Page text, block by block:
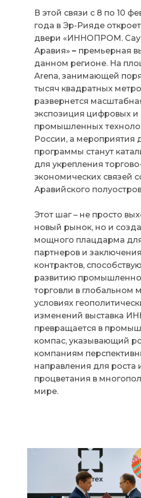
В этой связи с 8 по 10
года в Эр-Рияде
двери «ИННОПРОМ.
Аравия» – премьерная
данном регионе. На
Arena, занимающей
тысяч квадратных
развернется
экспозиция цифровых и
промышленных
России, а мероприятия
программы станут
для укрепления
экономических связей
Аравийского
Этот шаг – не просто
новый рынок, но и
мощного плацдарма
партнеров и заключения
контрактов,
развитию
торговли в глобальном
условиях
изменений выставка
превращается в
компас, указывающий
компаниям
направления для роста
процветания в
мире.